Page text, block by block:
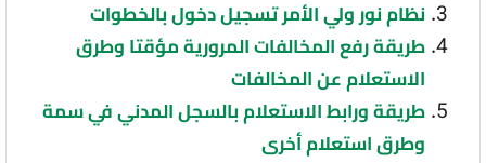
نظام نور ولي الأمر تسجيل دخول بالخطوات
طريقة رفع المخالفات المرورية مؤقتا وطرق
الاستعلام عن المخالفات
طريقة ورابط الاستعلام بالسجل المدني في سمة
وطرق استعلام أخرى